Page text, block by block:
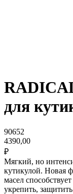
для
90652
4390,00
₽
Мягкий, но
кутикулой. Новая
масел
укрепить,